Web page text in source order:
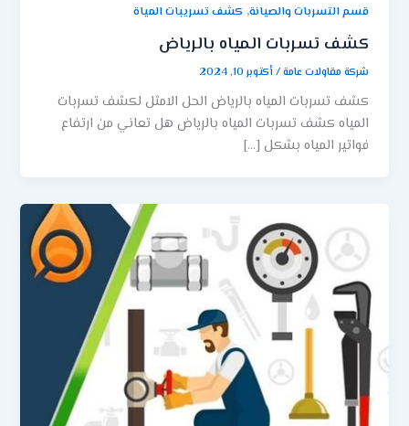
قسم التسربات والصيانة, كشف تسريبات المياة
كشف تسربات المياه بالرياض
شركة مقاولات عامة/ أكتوبر 10, 2024
كشف تسربات المياه بالرياض الحل الامثل لكشف تسربات
المياه كشف تسربات المياه بالرياض هل تعاني من ارتفاع
فواتير المياه بشكل […]